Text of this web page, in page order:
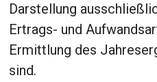
Darstellung
Ertrags- und
Ermittlung des
sind.